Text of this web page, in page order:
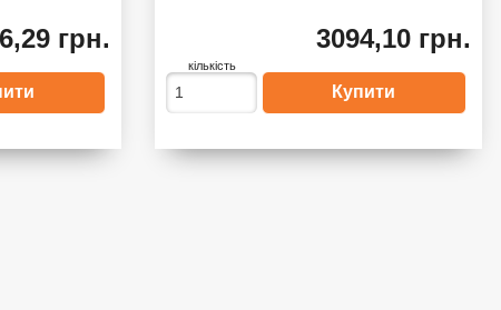
грн. 3094,10 грн.
кількість